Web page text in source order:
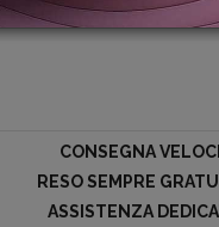
CONSEGNA
RESO SEMPRE
ASSISTENZA